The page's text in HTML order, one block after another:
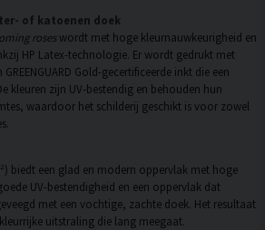
of katoenen doek
roseswordt met hoge kleurnauwkeurigheid en
HP Latex-technologie. Er wordt gedrukt met
Gold-gecertificeerde inkt die een
kleuren zijn UV-bestendig en behouden hun
waardoor het schilderij geschikt is voor zowel
biedt een glad en modern oppervlak met hoge
UV-bestendigheid en een oppervlak dat
met een vochtige, zachte doek. Het resultaat
uitstraling die lang meegaat.